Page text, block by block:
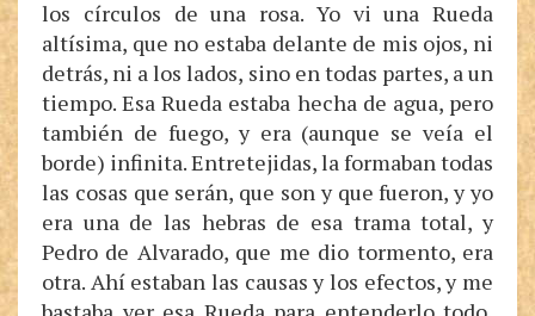
los círculos de una rosa. Yo vi una Rueda
altísima, que no estaba delante de mis ojos, ni
detrás, ni a los lados, sino en todas partes, a un
tiempo. Esa Rueda estaba hecha de agua, pero
también de fuego, y era (aunque se veía el
borde) infinita. Entretejidas, la formaban todas
las cosas que serán, que son y que fueron, y yo
era una de las hebras de esa trama total, y
Pedro de Alvarado, que me dio tormento, era
otra. Ahí estaban las causas y los efectos, y me